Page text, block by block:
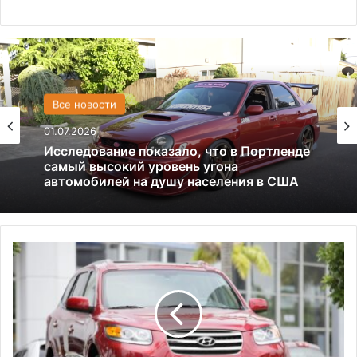
Все новости
01.07.2026
самый высокий уровень угона
автомобилей на душу населения в США
США
13.06.2025
Америка имеет огромный избыток сыра
П
к
п
H
y